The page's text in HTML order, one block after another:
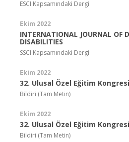
ESCI Kapsamındaki Dergi
Ekim 2022
INTERNATIONAL JOURNAL OF
DISABILITIES
SSCI Kapsamındaki Dergi
Ekim 2022
32. Ulusal Özel Eğitim Kongresi
Bildiri (Tam Metin)
Ekim 2022
32. Ulusal Özel Eğitim Kongresi
Bildiri (Tam Metin)